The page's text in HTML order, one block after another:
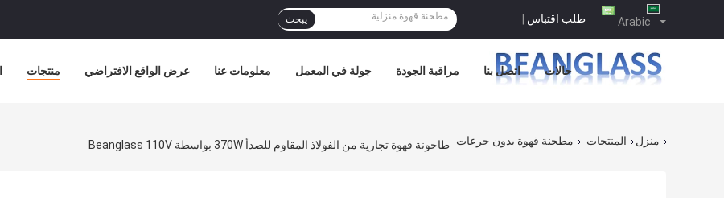
Arabic طلب اقتباس | يبحث
منتجات عرض الواقع الافتراضي معلومات عنا جولة في المعمل مراقبة الجودة اتصل بنا حالات
منزل المنتجات مطحنة قهوة بدون جرعات طاحونة قهوة تجارية من الفولاذ المقاوم للصدأ 370W بواسطة Beanglass 110V